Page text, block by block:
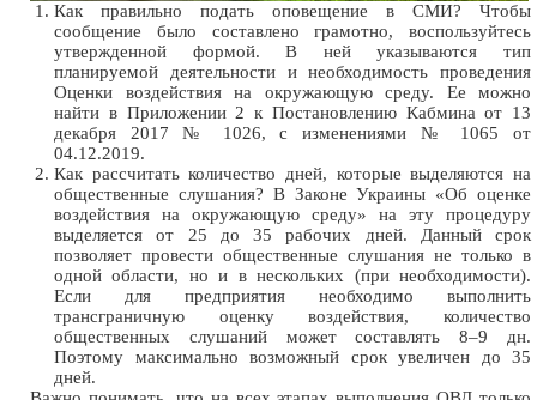
Как правильно подать оповещение в СМИ? Чтобы
сообщение было составлено грамотно, воспользуйтесь
утвержденной формой. В ней указываются тип
планируемой деятельности и необходимость проведения
Оценки воздействия на окружающую среду. Ее можно
найти в Приложении 2 к Постановлению Кабмина от 13
декабря 2017 № 1026, с изменениями № 1065 от
04.12.2019.
Как рассчитать количество дней, которые выделяются на
общественные слушания? В Законе Украины «Об оценке
воздействия на окружающую среду» на эту процедуру
выделяется от 25 до 35 рабочих дней. Данный срок
позволяет провести общественные слушания не только в
одной области, но и в нескольких (при необходимости).
Если для предприятия необходимо выполнить
трансграничную оценку воздействия, количество
общественных слушаний может составлять 8–9 дн.
Поэтому максимально возможный срок увеличен до 35
дней.